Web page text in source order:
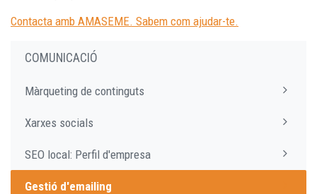
COMUNICACIÓ
Màrqueting de continguts
Xarxes socials
SEO local: Perfil d'empresa
Gestió d'emailing
Contacta amb AMASEME. Sabem com ajudar-te.